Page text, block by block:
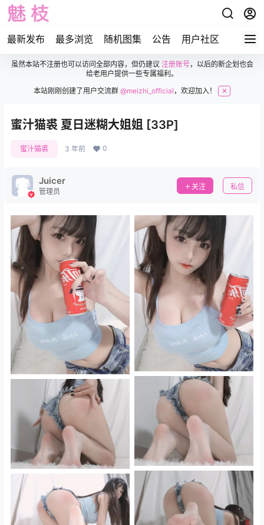
最新发布 最多浏览 随机图集 公告 用户社区
虽然本站不注册也可以访问全部内容，但仍建议 注册账号，以后的新企划也会
给老用户提供一些专属福利。
本站刚刚创建了用户交流群@meizhi_official ，欢迎加入！ ✕
蜜汁猫裘 夏日迷糊大姐姐 [33P]
蜜汁猫裘 3 年前 0
Juicer
管理员
关注 私信